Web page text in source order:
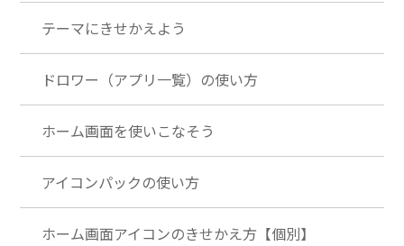
テーマにきせかえよう
ドロワー（アプリ一覧）の使い方
ホーム画面を使いこなそう
アイコンパックの使い方
ホーム画面アイコンのきせかえ方【個別】